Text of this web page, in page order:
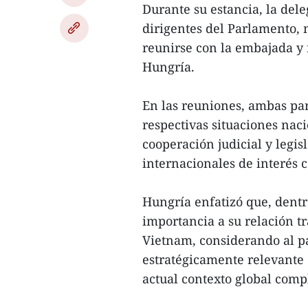
Durante su estancia, la
dirigentes del Parlamento,
reunirse con la embajada
Hungría.
En las reuniones, ambas
respectivas situaciones
cooperación judicial y
internacionales de interés
Hungría enfatizó que,
importancia a su relación
Vietnam, considerando al
estratégicamente
actual contexto global